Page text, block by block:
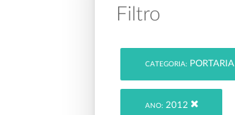
Filtro
CATEGORIA: PORTARIA
ANO: 2012